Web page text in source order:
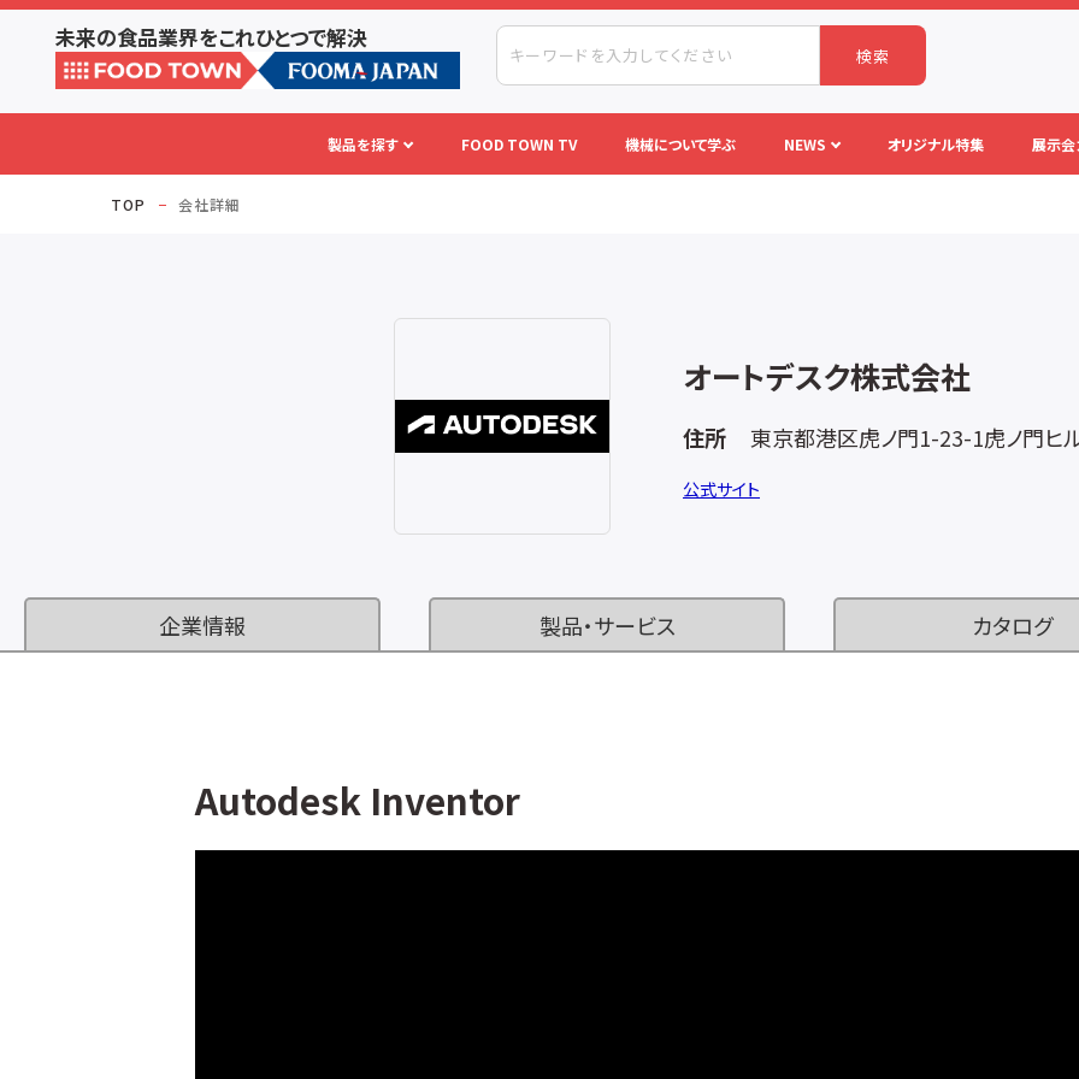
未来の食品業界をこれひとつで解決
検索
製品を探す FOOD TOWN TV 機械について学ぶ NEWS オリジナル特集 展示会
TOP 会社詳細
オートデスク株式会社
住所 東京都港区虎ノ門1-23-1虎ノ門ヒ
公式サイト
企業情報 製品・サービス カタログ
Autodesk Inventor